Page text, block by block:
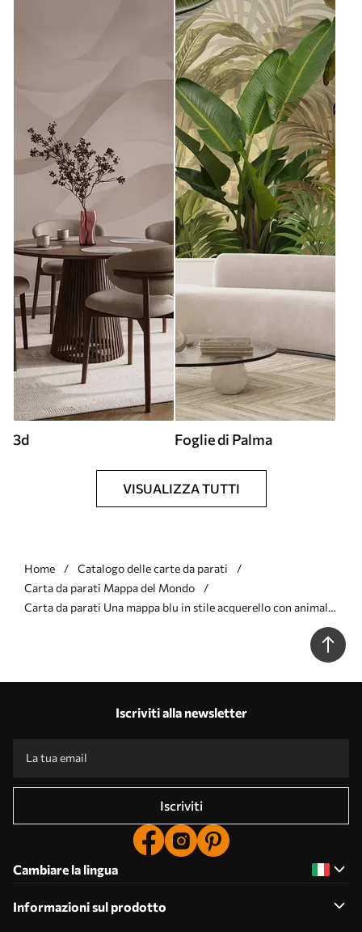
3d Foglie di Palma
VISUALIZZA TUTTI
Home
Catalogo delle carte da parati
Carta da parati Mappa del Mondo
Carta da parati Una mappa blu in stile acquerello con animali,
Iscriviti alla newsletter
Iscriviti
Cambiare la lingua
Informazioni sul prodotto